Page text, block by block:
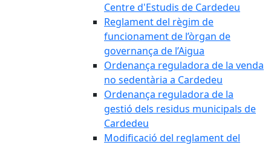
Centre d'Estudis de Cardedeu
Reglament del règim de
funcionament de l’òrgan de
governança de l’Aigua
Ordenança reguladora de la venda
no sedentària a Cardedeu
Ordenança reguladora de la
gestió dels residus municipals de
Cardedeu
Modificació del reglament del